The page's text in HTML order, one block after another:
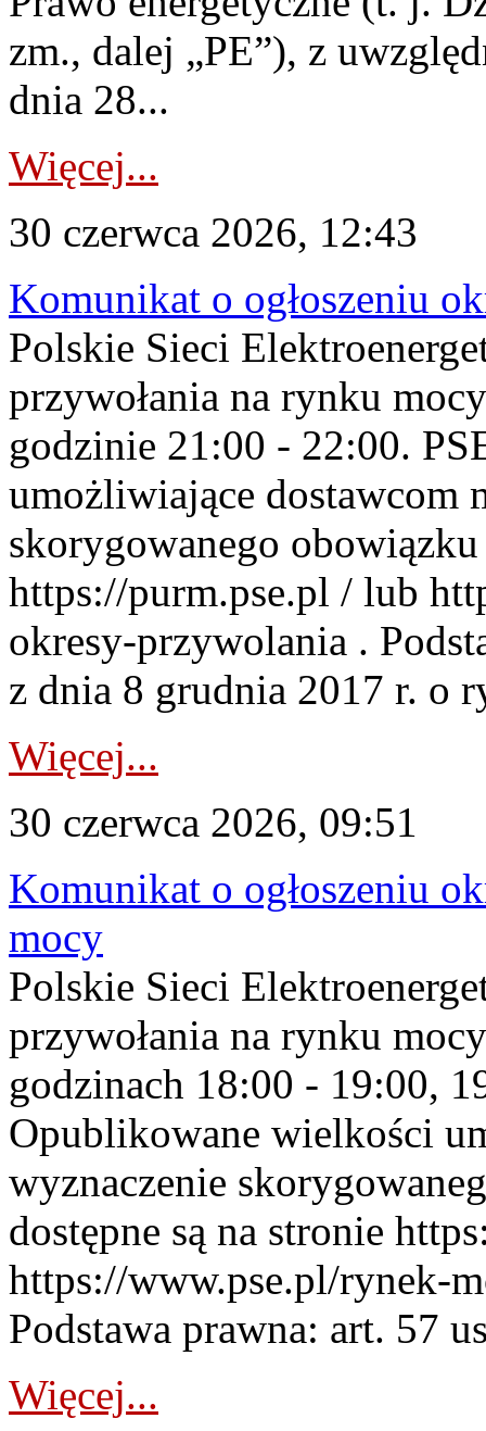
zm., dalej „PE”), z
dnia 28...
Więcej...
30 czerwca 2026, 12:43
Komunikat o ogłoszeniu
Polskie Sieci
przywołania na rynku
godzinie 21:00 - 22:00.
umożliwiające dostawcom
skorygowanego
https://purm.pse.pl / lub
okresy-przywolania .
z dnia 8 grudnia 2017 r. o
Więcej...
30 czerwca 2026, 09:51
Komunikat o ogłoszeniu
mocy
Polskie Sieci
przywołania na rynku
godzinach 18:00 - 19:00,
Opublikowane wielkości
wyznaczenie
dostępne są na stronie
https://www.pse.pl/rynek-
Podstawa prawna: art. 57
Więcej...